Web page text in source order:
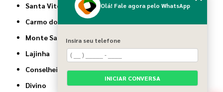
Santa Vitória
Carmo do Rio Claro
Monte Santo de Minas
Lajinha
Conselheiro Pena
Divino
Olá! Fale agora pelo WhatsApp
Insira seu telefone
INICIAR CONVERSA